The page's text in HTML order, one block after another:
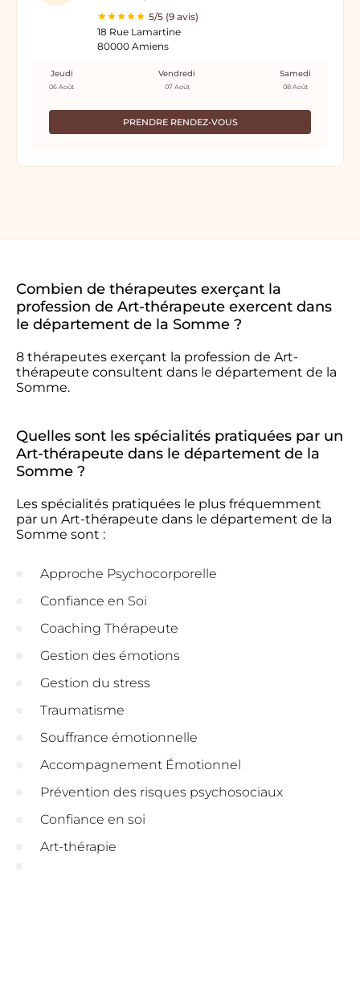
5/5 (9 avis)
18 Rue Lamartine
80000 Amiens
PRENDRE RENDEZ-VOUS
Jeudi
06 Août
Vendredi
07 Août
Samedi
08 Août
Combien de thérapeutes exerçant la
profession de Art-thérapeute exercent dans
le département de la Somme ?
8 thérapeutes exerçant la profession de Art-
thérapeute consultent dans le département de la
Somme.
Quelles sont les spécialités pratiquées par un
Art-thérapeute dans le département de la
Somme ?
Les spécialités pratiquées le plus fréquemment
par un Art-thérapeute dans le département de la
Somme sont :
Approche Psychocorporelle
Confiance en Soi
Coaching Thérapeute
Gestion des émotions
Gestion du stress
Traumatisme
Souffrance émotionnelle
Accompagnement Émotionnel
Prévention des risques psychosociaux
Confiance en soi
Art-thérapie